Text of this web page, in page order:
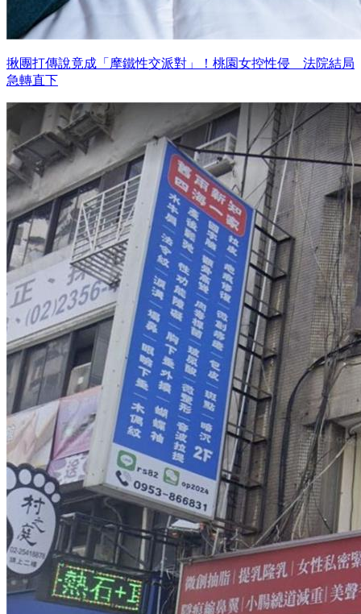
揪團打傳說竟成「摩鐵性交派對」！桃園女控性侵 法院結局
急轉直下